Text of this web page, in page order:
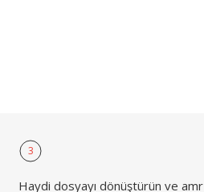
3
Haydi dosyayı dönüştürün ve amr